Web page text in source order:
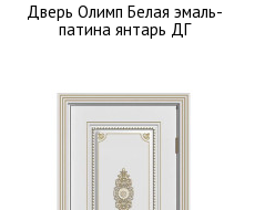
Дверь Олимп Белая эмаль-
патина янтарь ДГ